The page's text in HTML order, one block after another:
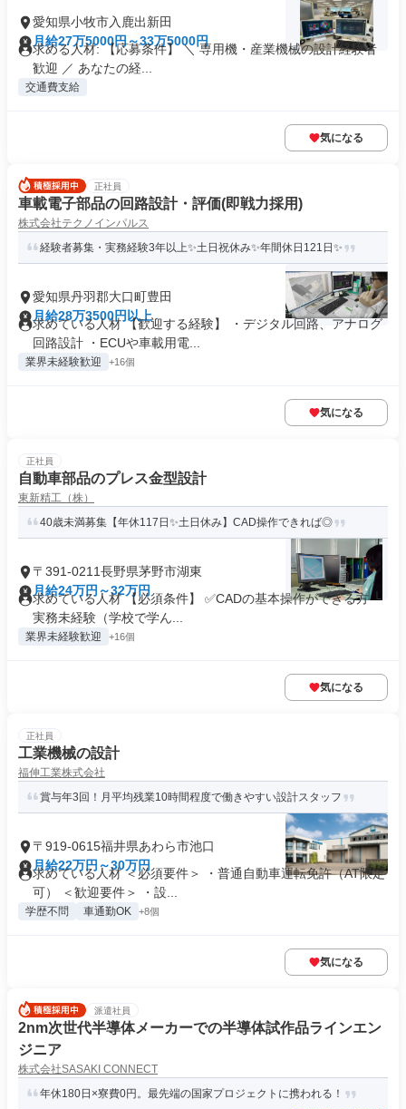
愛知県小牧市入鹿出新田
月給27万5000円～33万5000円
求める人材: 【応募条件】 ＼ 専用機・産業機械の設計経験者
歓迎 ／ あなたの経...
交通費支給
気になる
正社員
車載電子部品の回路設計・評価(即戦力採用)
株式会社テクノインパルス
経験者募集・実務経験3年以上✨土日祝休み✨年間休日121日✨
愛知県丹羽郡大口町豊田
月給28万3500円以上
求めている人材 【歓迎する経験】 ・デジタル回路、アナログ
回路設計 ・ECUや車載用電...
業界未経験歓迎 +16個
気になる
正社員
自動車部品のプレス金型設計
東新精工（株）
40歳未満募集【年休117日✨土日休み】CAD操作できれば◎
〒391-0211長野県茅野市湖東
月給24万円～32万円
求めている人材 【必須条件】 ✅CADの基本操作ができる方 └
実務未経験（学校で学ん...
業界未経験歓迎 +16個
気になる
正社員
工業機械の設計
福伸工業株式会社
賞与年3回！月平均残業10時間程度で働きやすい設計スタッフ
〒919-0615福井県あわら市池口
月給22万円～30万円
求めている人材 ＜必須要件＞ ・普通自動車運転免許（AT限定
可） ＜歓迎要件＞ ・設...
学歴不問 車通勤OK +8個
気になる
派遣社員
2nm次世代半導体メーカーでの半導体試作品ラインエン
ジニア
株式会社SASAKI CONNECT
年休180日×寮費0円。最先端の国家プロジェクトに携われる！